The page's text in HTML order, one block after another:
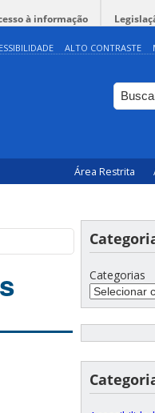
à informação
ALTO CONTRASTE
Área Restrita
Categorias